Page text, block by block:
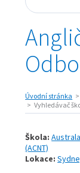
Úvodní stránka
Vyhledávač
Škola:
(ACNT)
Lokace: